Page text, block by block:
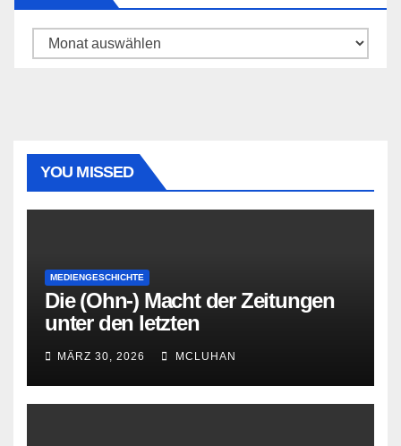
Archiv
YOU MISSED
MEDIENGESCHICHTE
Die (Ohn-) Macht der Zeitungen
unter den letzten
Bourbonenkönigen
MÄRZ 30, 2026 MCLUHAN